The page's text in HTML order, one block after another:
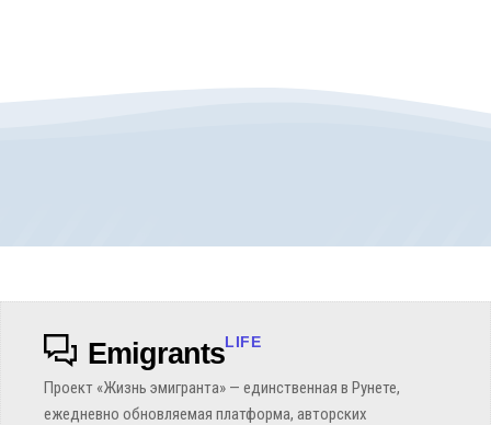
EmigrantsLIFE
Проект «Жизнь эмигранта» — единственная в Рунете,
ежедневно обновляемая платформа, авторских